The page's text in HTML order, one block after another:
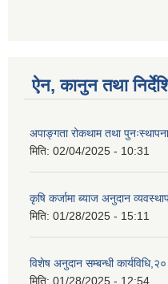
ऐन, कानुन तथा
अपाङ्गता रोकथाम तथा
मिति: 02/04/2025 - 10:31
कृषि कर्जामा ब्याज अनुदान
मिति: 01/28/2025 - 15:11
विशेष अनुदान सम्बन्धी
मिति: 01/28/2025 - 12:54